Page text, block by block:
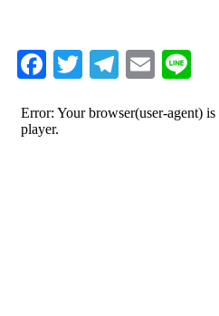
Facebook
Twitter
Telegram
Email